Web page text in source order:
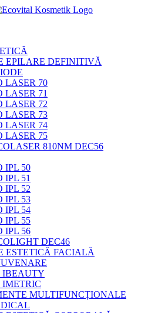
EPILARE DEFINITIVĂ
LASER 70
LASER 71
LASER 72
LASER 73
LASER 74
LASER 75
810NM DEC56
IPL 50
IPL 51
IPL 52
IPL 53
IPL 54
IPL 55
IPL 56
DEC46
ESTETICĂ FACIALĂ
IBEAUTY
MULTIFUNCȚIONALE